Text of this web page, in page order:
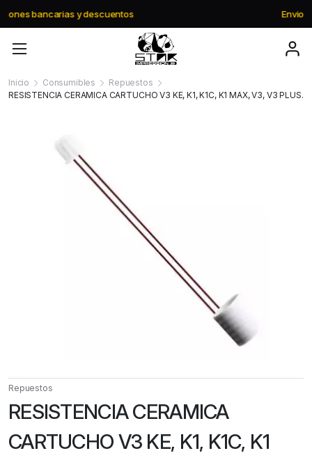
Envio gratis a partir de $195.000
Inicio Consumibles
Repuestos
RESISTENCIA CERAMICA CARTUCHO V3 KE, K1, K1C, K1 MAX, V3, V3 PLUS.
Repuestos
RESISTENCIA CERAMICA
CARTUCHO V3 KE, K1, K1C, K1